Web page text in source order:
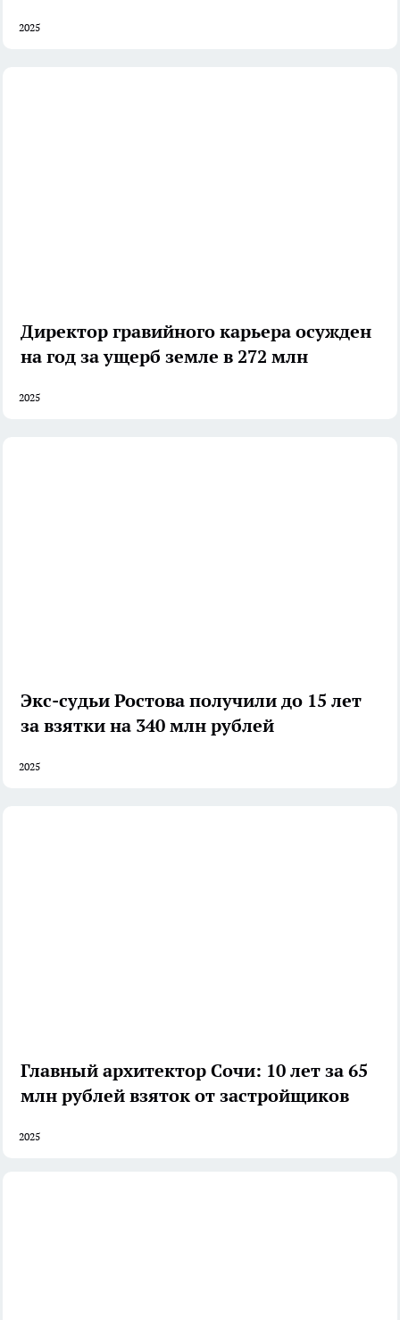
2025
Директор гравийного карьера осужден
на год за ущерб земле в 272 млн
2025
Экс-судьи Ростова получили до 15 лет
за взятки на 340 млн рублей
2025
Главный архитектор Сочи: 10 лет за 65
млн рублей взяток от застройщиков
2025